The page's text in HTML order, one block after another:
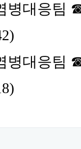
병대응팀
병대응팀
)